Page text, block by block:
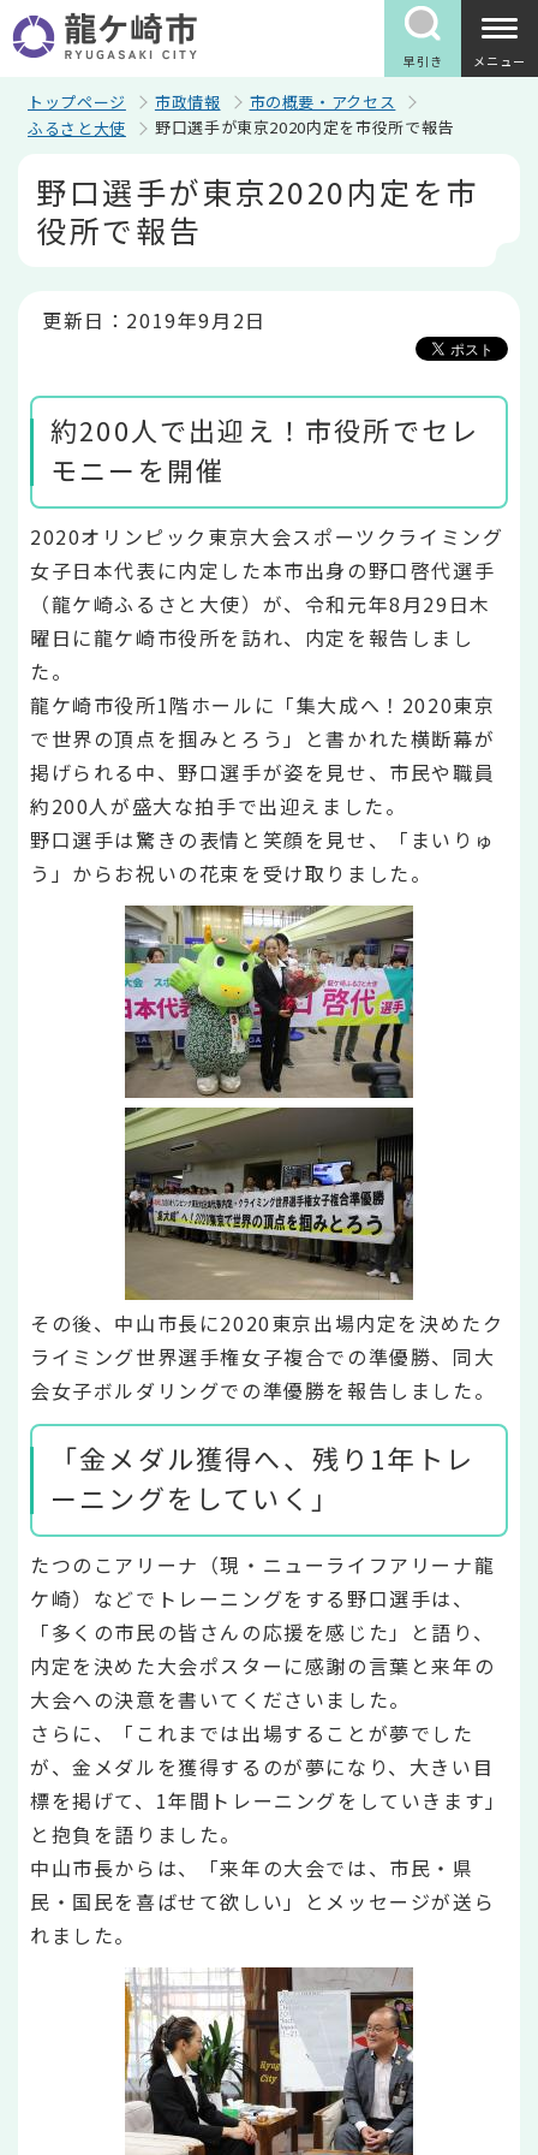
の
ペ
早引き メニュー
トップページ 市政情報
市の概要・アクセス
ふるさと大使
野口選手が東京2020内定を市役所で報告
野口選手が東京2020内定を市
役所で報告
更新日：2019年9月2日
約200人で出迎え！市役所でセレ
モニーを開催
2020オリンピック東京大会スポーツクライミング
女子日本代表に内定した本市出身の野口啓代選手
（龍ケ崎ふるさと大使）が、令和元年8月29日木
曜日に龍ケ崎市役所を訪れ、内定を報告しまし
た。
龍ケ崎市役所1階ホールに「集大成へ！2020東京
で世界の頂点を掴みとろう」と書かれた横断幕が
掲げられる中、野口選手が姿を見せ、市民や職員
約200人が盛大な拍手で出迎えました。
野口選手は驚きの表情と笑顔を見せ、「まいりゅ
う」からお祝いの花束を受け取りました。
その後、中山市長に2020東京出場内定を決めたク
ライミング世界選手権女子複合での準優勝、同大
会女子ボルダリングでの準優勝を報告しました。
「金メダル獲得へ、残り1年トレ
ーニングをしていく」
たつのこアリーナ（現・ニューライフアリーナ龍
ケ崎）などでトレーニングをする野口選手は、
「多くの市民の皆さんの応援を感じた」と語り、
内定を決めた大会ポスターに感謝の言葉と来年の
大会への決意を書いてくださいました。
さらに、「これまでは出場することが夢でした
が、金メダルを獲得するのが夢になり、大きい目
標を掲げて、1年間トレーニングをしていきます」
と抱負を語りました。
中山市長からは、「来年の大会では、市民・県
民・国民を喜ばせて欲しい」とメッセージが送ら
れました。